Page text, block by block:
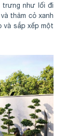
trưng như lối đi
thảm cỏ xanh
sắp xếp một